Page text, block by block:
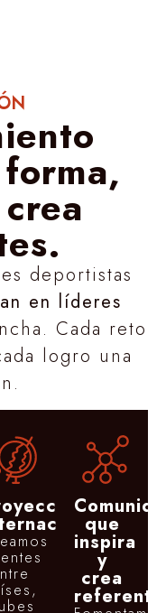
deportistas
en líderes
Cada reto
logro una
que
inspira
y
crea